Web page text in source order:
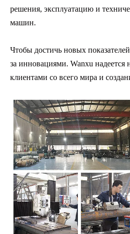
решения, эксплуатацию и
машин.
Чтобы достичь новых
за инновациями. Wanxu надеется
клиентами со всего мира и